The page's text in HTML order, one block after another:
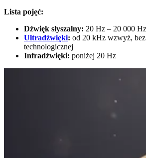
Lista pojęć:
Dźwięk słyszalny: 20 Hz – 20 000
Ultradźwięki: od 20 kHz wzwyż,
technologicznej
Infradźwięki: poniżej 20 Hz